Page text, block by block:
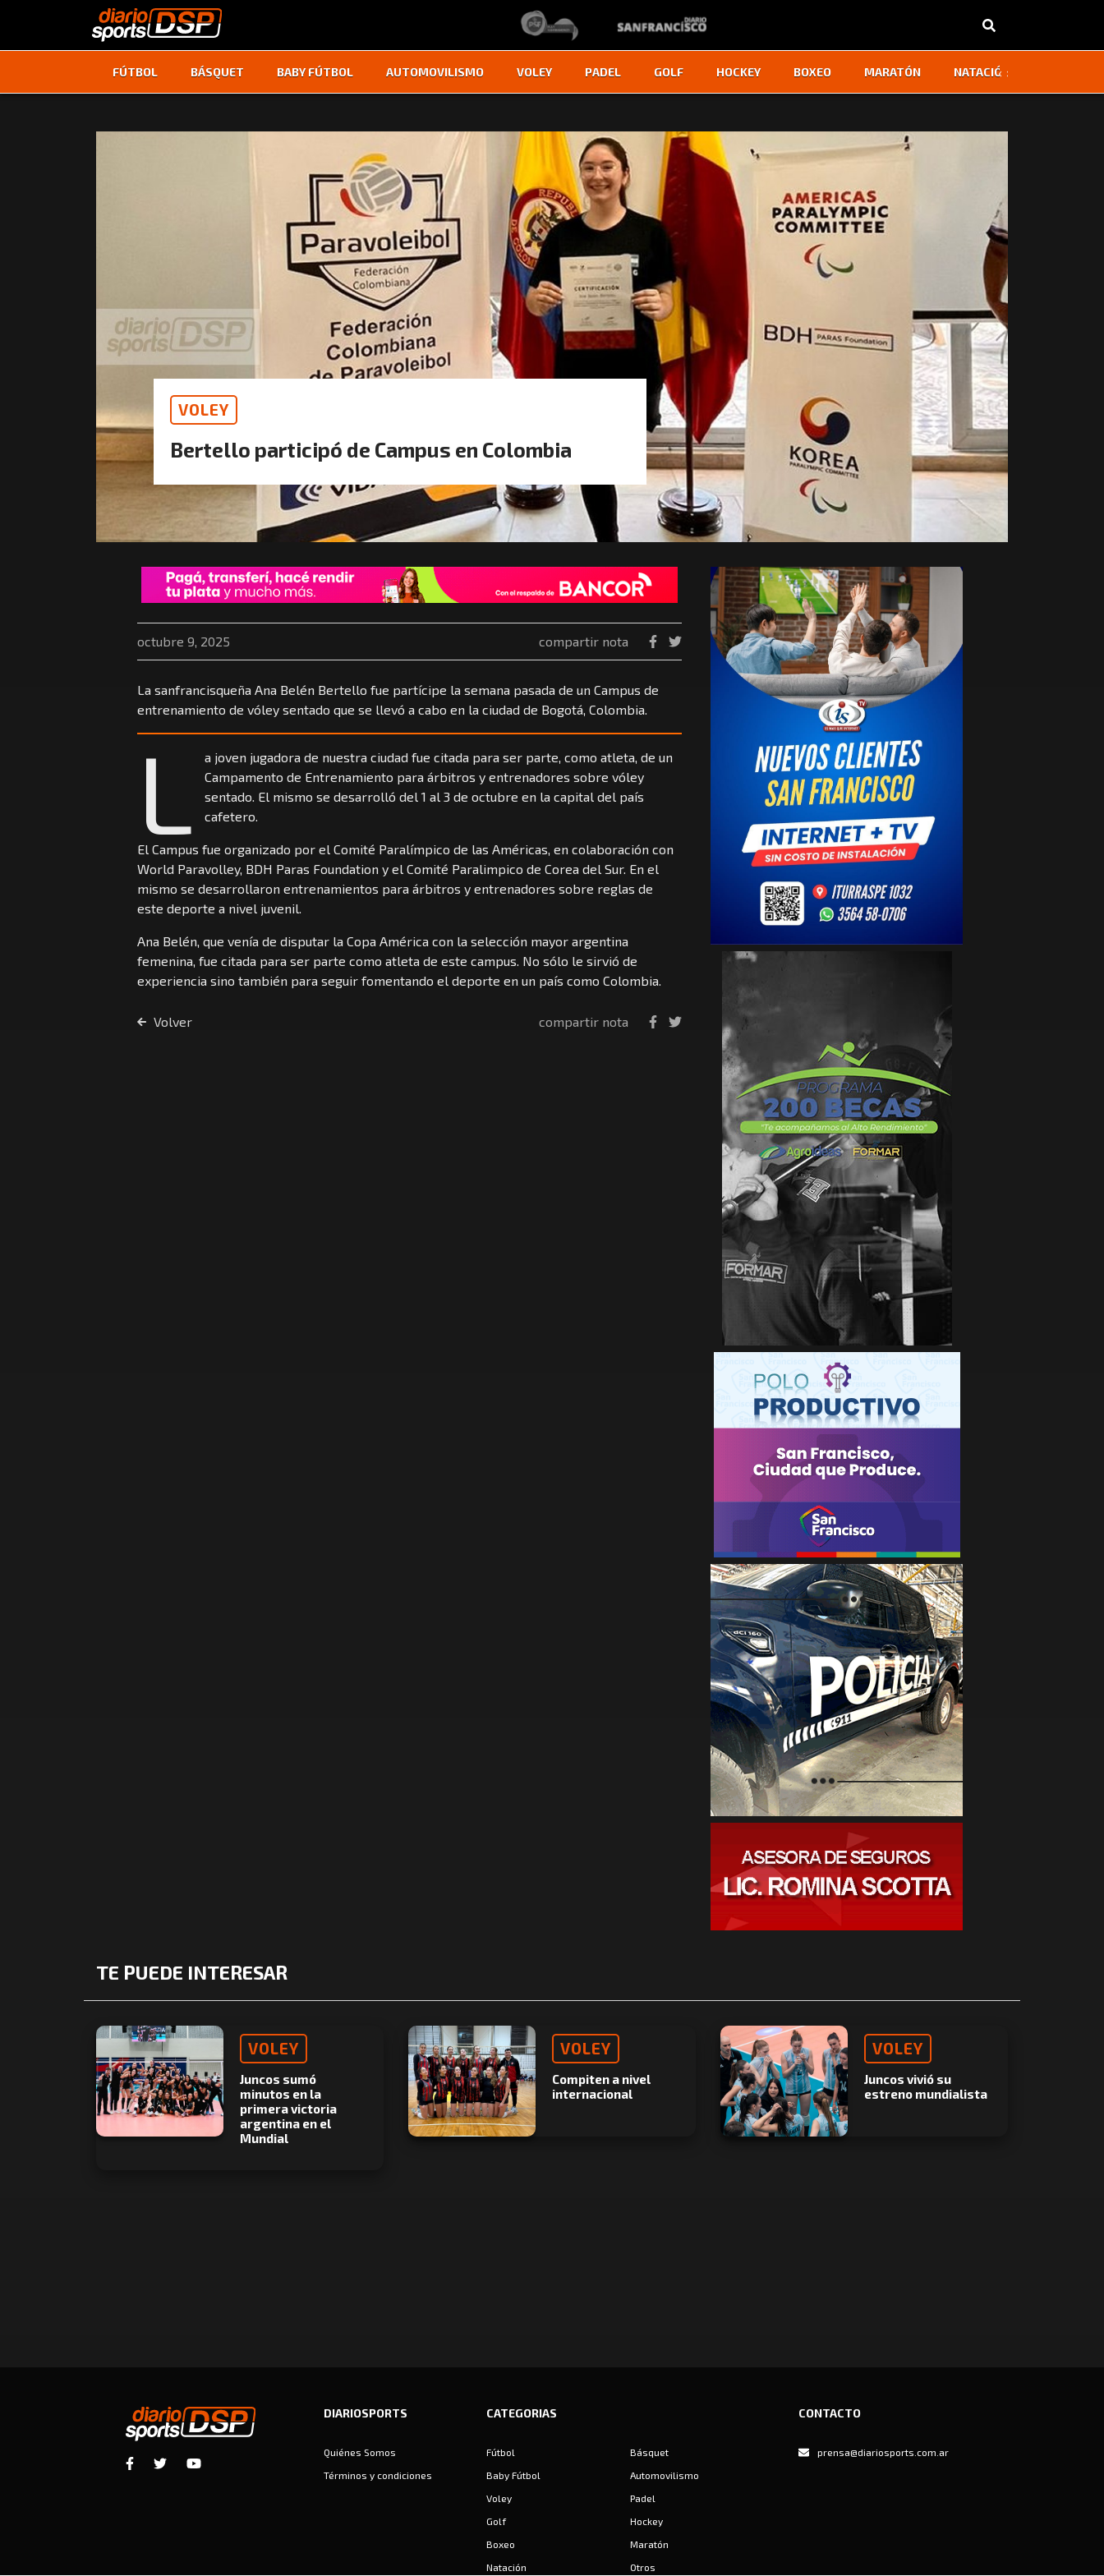
FÚTBOL BÁSQUET BABY FÚTBOL AUTOMOVILISMO VOLEY PADEL GOLF HOCKEY BOXEO MARATÓN NATACIÓN
‹ ›
VOLEY
Bertello participó de Campus en Colombia
octubre 9, 2025 compartir nota
La sanfrancisqueña Ana Belén Bertello fue partícipe la semana pasada de un Campus de
entrenamiento de vóley sentado que se llevó a cabo en la ciudad de Bogotá, Colombia.
L
a joven jugadora de nuestra ciudad fue citada para ser parte, como atleta, de un
Campamento de Entrenamiento para árbitros y entrenadores sobre vóley
sentado. El mismo se desarrolló del 1 al 3 de octubre en la capital del país
cafetero.
El Campus fue organizado por el Comité Paralímpico de las Américas, en colaboración con
World Paravolley, BDH Paras Foundation y el Comité Paralimpico de Corea del Sur. En el
mismo se desarrollaron entrenamientos para árbitros y entrenadores sobre reglas de
este deporte a nivel juvenil.
Ana Belén, que venía de disputar la Copa América con la selección mayor argentina
femenina, fue citada para ser parte como atleta de este campus. No sólo le sirvió de
experiencia sino también para seguir fomentando el deporte en un país como Colombia.
Volver compartir nota
TE PUEDE INTERESAR
VOLEY
Juncos sumó
minutos en la
primera victoria
argentina en el
Mundial
VOLEY
Compiten a nivel
internacional
VOLEY
Juncos vivió su
estreno mundialista
DIARIOSPORTS
Quiénes Somos
Términos y condiciones
CATEGORIAS
Fútbol
Básquet
Baby Fútbol
Automovilismo
Voley
Padel
Golf
Hockey
Boxeo
Maratón
Natación
Otros
CONTACTO
prensa@diariosports.com.ar